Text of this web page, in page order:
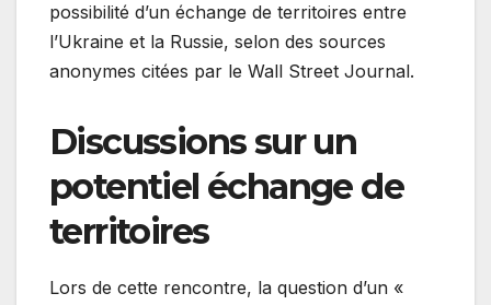
possibilité d’un échange de territoires entre
l’Ukraine et la Russie, selon des sources
anonymes citées par le Wall Street Journal.
Discussions sur un
potentiel échange de
territoires
Lors de cette rencontre, la question d’un «